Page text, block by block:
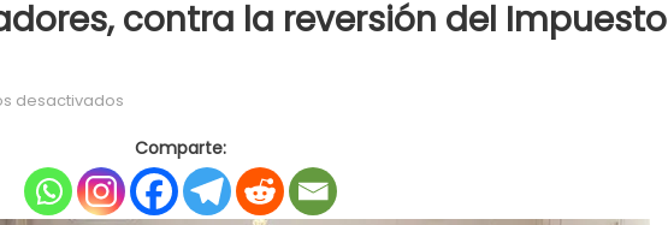
contra la reversión del Impuesto
desactivados
7
gobernadores,
Comparte: